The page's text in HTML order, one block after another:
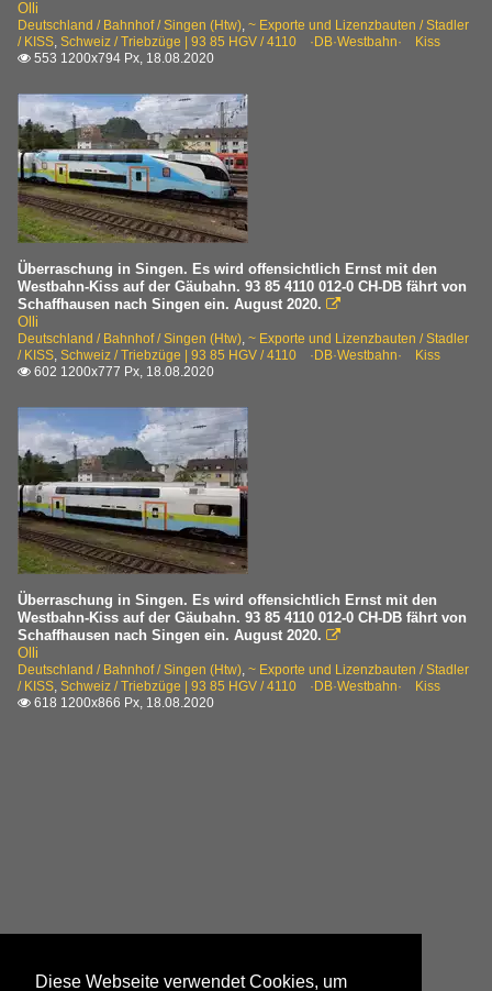
Olli
Deutschland / Bahnhof / Singen (Htw), ~ Exporte und Lizenzbauten / Stadler
/ KISS, Schweiz / Triebzüge | 93 85 HGV / 4110 ·DB·Westbahn· Kiss
 553 1200x794 Px, 18.08.2020
Überraschung in Singen. Es wird offensichtlich Ernst mit den
Westbahn-Kiss auf der Gäubahn. 93 85 4110 012-0 CH-DB fährt von
Schaffhausen nach Singen ein. August 2020. 
Olli
Deutschland / Bahnhof / Singen (Htw), ~ Exporte und Lizenzbauten / Stadler
/ KISS, Schweiz / Triebzüge | 93 85 HGV / 4110 ·DB·Westbahn· Kiss
 602 1200x777 Px, 18.08.2020
Überraschung in Singen. Es wird offensichtlich Ernst mit den
Westbahn-Kiss auf der Gäubahn. 93 85 4110 012-0 CH-DB fährt von
Schaffhausen nach Singen ein. August 2020. 
Olli
Deutschland / Bahnhof / Singen (Htw), ~ Exporte und Lizenzbauten / Stadler
/ KISS, Schweiz / Triebzüge | 93 85 HGV / 4110 ·DB·Westbahn· Kiss
 618 1200x866 Px, 18.08.2020
Diese Webseite verwendet Cookies, um